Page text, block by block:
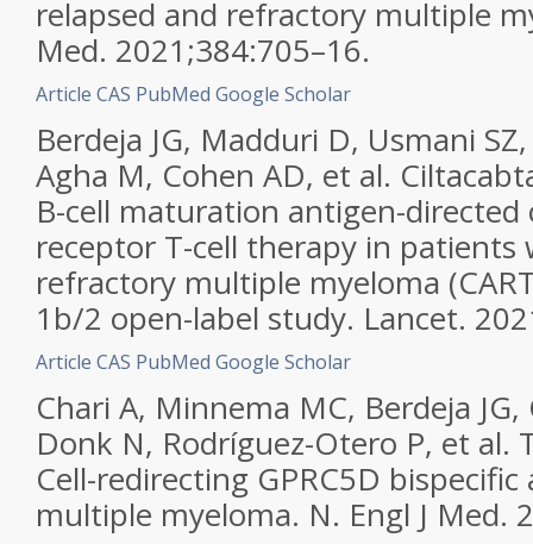
relapsed and refractory multiple
Med. 2021;384:705–16.
Article CAS PubMed Google Scholar
Berdeja JG, Madduri D, Usmani
Agha M, Cohen AD, et al.
B-cell maturation antigen-
receptor T-cell therapy in patients
refractory multiple myeloma
1b/2 open-label study. Lancet.
Article CAS PubMed Google Scholar
Chari A, Minnema MC, Berdeja
Donk N, Rodríguez-Otero P, et al.
Cell-redirecting GPRC5D
multiple myeloma. N. Engl J Med.